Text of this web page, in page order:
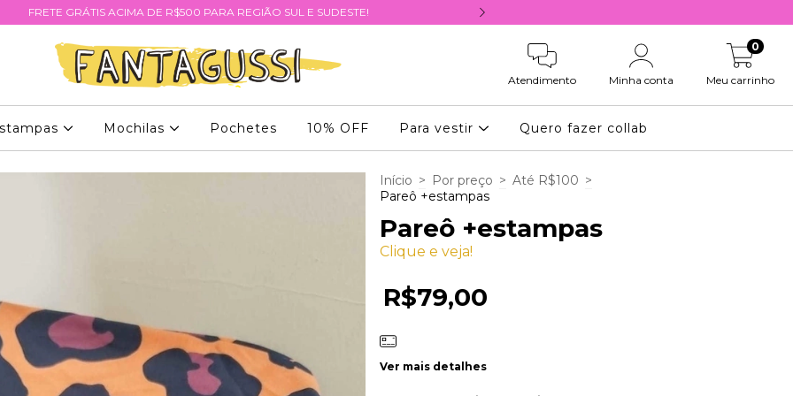
FRETE GRÁTIS ACIMA DE R$500 PARA REGIÃO SUL E SUDESTE!
Atendimento Minha conta Meu carrinho
0
Mochilas Pochetes 10% OFF Para vestir Quero fazer collab
Início > Por preço > Até R$100 >
Pareô +estampas
Pareô +estampas
Clique e veja!
R$79,00
Ver mais detalhes